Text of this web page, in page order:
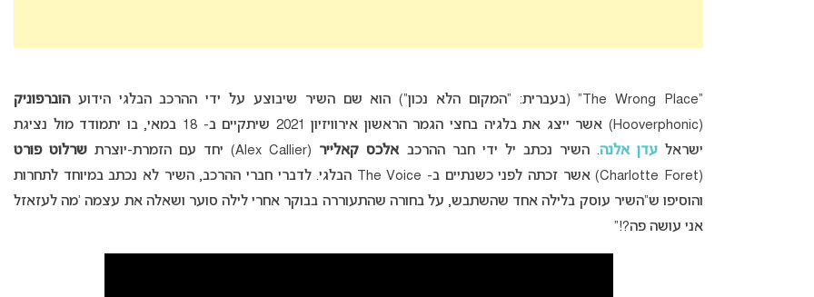
“The Wrong Place” (בעברית: “המקום הלא נכון”) הוא שם השיר שיבוצע על ידי ההרכב הבלגי הידוע
הוברפוניק
(Hooverphonic) אשר ייצג את בלגיה בחצי הגמר הראשון אירוויזיון 2021 שיתקיים ב- 18 במאי, בו יתמודד מול נציגת
ישראלעדן אלנה. השיר נכתב יל ידי חבר ההרכבאלכס קאלייר (Alex Callier) יחד עם הזמרת-יוצרת
שרלוט פורט
(Charlotte Foret) אשר זכתה לפני כשנתיים ב- The Voice הבלגי. לדברי חברי ההרכב, השיר לא נכתב במיוחד לתחרות
והוסיפו ש”השיר עוסק בלילה אחד שהשתבש, על בחורה שהתעוררה בבוקר אחרי לילה סוער ושאלה את עצמה ‘מה לעזאזל
אני עושה פה?!”